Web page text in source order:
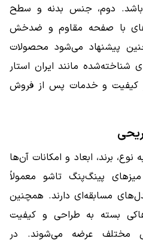
باشد. دوم، جنس بدنه و سطح
با صفحه مقاوم و ضدخش
پیشنهاد می‌شود محصولات
شناخته‌شده مانند ایران استار
کیفیت و خدمات پس از فروش
برند، ابعاد و امکانات آن‌ها
پینگ‌پنگ تاشو معمولاً
مسابقه‌ای دارند. همچنین
بسته به طراحی و کیفیت
مختلف عرضه می‌شوند. در